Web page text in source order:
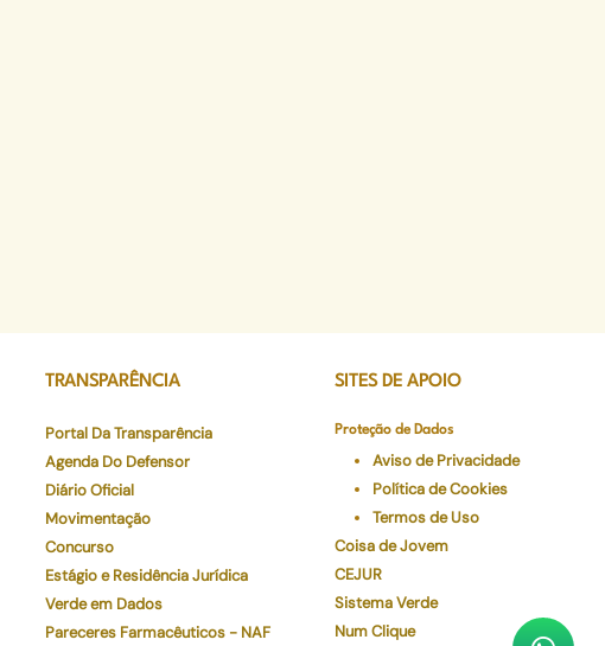
TRANSPARÊNCIA
Portal Da Transparência
Agenda Do Defensor
Diário Oficial
Movimentação
Concurso
Estágio e Residência Jurídica
Verde em Dados
Pareceres Farmacêuticos - NAF
SITES DE APOIO
Proteção de Dados
Aviso de Privacidade
Política de Cookies
Termos de Uso
Coisa de Jovem
CEJUR
Sistema Verde
Num Clique